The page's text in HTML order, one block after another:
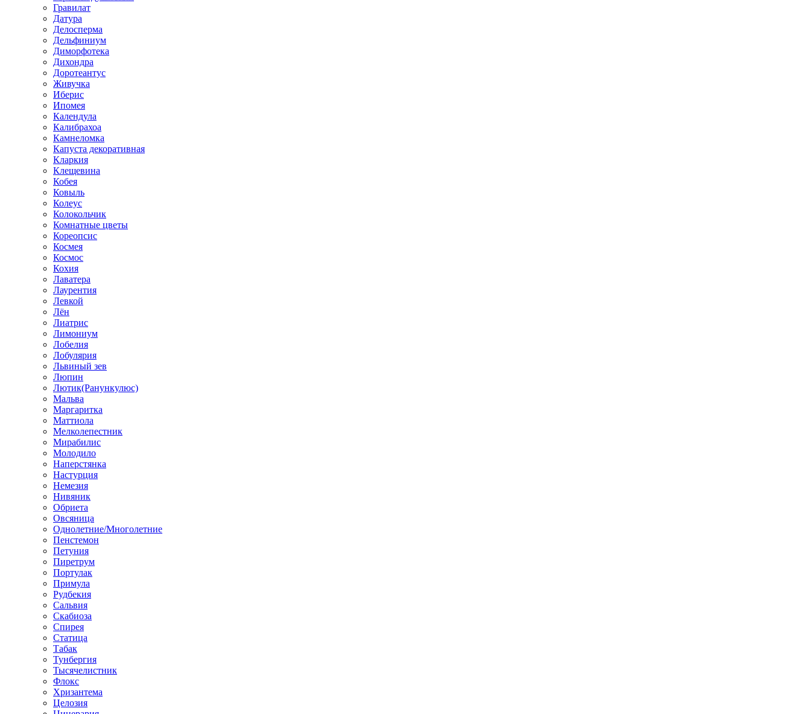
Гравилат
Датура
Делосперма
Дельфиниум
Диморфотека
Дихондра
Доротеантус
Живучка
Иберис
Ипомея
Календула
Калибрахоа
Камнеломка
Капуста декоративная
Кларкия
Клещевина
Кобея
Ковыль
Колеус
Колокольчик
Комнатные цветы
Кореопсис
Космея
Космос
Кохия
Лаватера
Лаурентия
Левкой
Лён
Лиатрис
Лимониум
Лобелия
Лобулярия
Львиный зев
Люпин
Лютик(Ранункулюс)
Мальва
Маргаритка
Маттиола
Мелколепестник
Мирабилис
Молодило
Наперстянка
Настурция
Немезия
Нивяник
Обриета
Овсяница
Однолетние/Многолетние
Пенстемон
Петуния
Пиретрум
Портулак
Примула
Рудбекия
Сальвия
Скабиоза
Спирея
Статица
Табак
Тунбергия
Тысячелистник
Флокс
Хризантема
Целозия